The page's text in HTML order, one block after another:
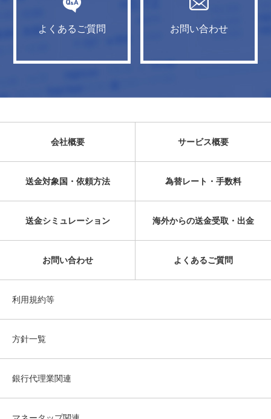
よくあるご質問 お問い合わせ
会社概要 サービス概要
送金対象国・依頼方法 為替レート・手数料
送金シミュレーション 海外からの送金受取・出金
お問い合わせ よくあるご質問
利用規約等
方針一覧
銀行代理業関連